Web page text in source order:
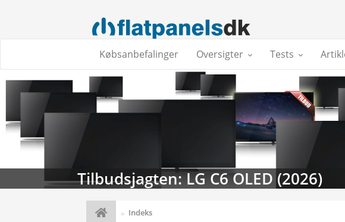
Købsanbefalinger Oversigter Tests
Tilbudsjagten: LG C6 OLED (2026)
Indeks